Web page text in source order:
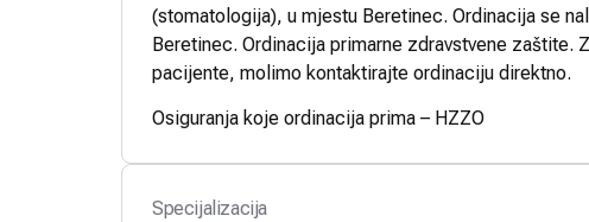
(stomatologija), u mjestu Beretinec. Ordinacija se
Beretinec. Ordinacija primarne zdravstvene zaštite.
pacijente, molimo kontaktirajte ordinaciju direktno.
Osiguranja koje ordinacija prima – HZZO
Specijalizacija